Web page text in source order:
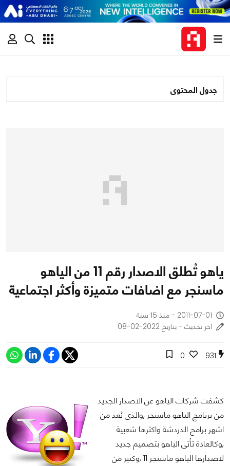
جدول المحتوى
ياهو تُطلق الاصدار رقم 11 من الياهو
ماسنجر مع اضافات متميزة وأكثر اجتماعية
2011-07-01 - منذ 15 سنة
اخر تحديث - بتاريخ 2022-02-08
931
0
كشفت شركات الياهو عن الاصدار الجديد
من برنامج الياهو ماسنجر ,والذى يُعد من
اشهر برامج الدردشة واكثرها شعبية
,وكالعادة تأتى الياهو بتصميم جديد
لاصدارها الياهو ماسنجر 11 ,وكثير من